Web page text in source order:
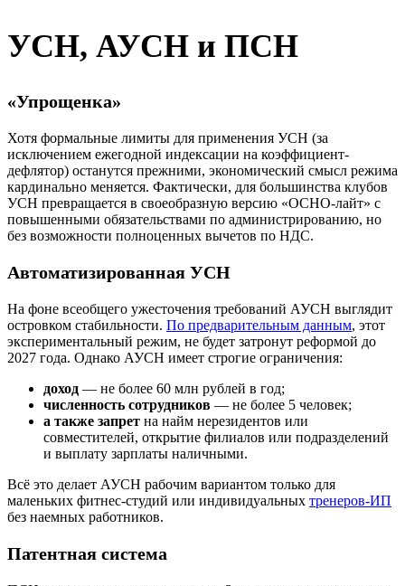
УСН, АУСН и ПСН
«Упрощенка»
Хотя формальные лимиты для применения УСН (за
исключением ежегодной индексации на коэффициент-
дефлятор) останутся прежними, экономический смысл режима
кардинально меняется. Фактически, для большинства клубов
УСН превращается в своеобразную версию «ОСНО-лайт» с
повышенными обязательствами по администрированию, но
без возможности полноценных вычетов по НДС.
Автоматизированная УСН
На фоне всеобщего ужесточения требований АУСН выглядит
островком стабильности. По предварительным данным, этот
экспериментальный режим, не будет затронут реформой до
2027 года. Однако АУСН имеет строгие ограничения:
доход — не более 60 млн рублей в год;
численность сотрудников — не более 5 человек;
а также запрет на найм нерезидентов или
совместителей, открытие филиалов или подразделений
и выплату зарплаты наличными.
Всё это делает АУСН рабочим вариантом только для
маленьких фитнес-студий или индивидуальных тренеров-ИП
без наемных работников.
Патентная система